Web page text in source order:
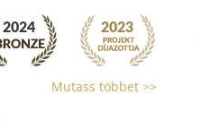
Mutass többet >>